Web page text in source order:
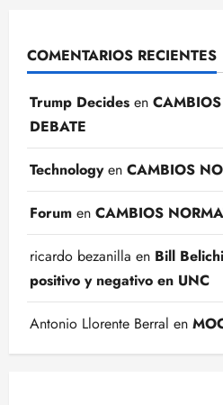
COMENTARIOS RECIENTES
Trump Decides en
DEBATE
Technologyen CAMBIOS
Forum en CAMBIOS
ricardo bezanilla en Bill
positivo y negativo en UNC
Antonio Llorente Berral en